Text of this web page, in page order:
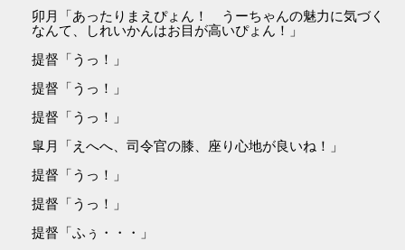
卯月「あったりまえぴょん！ うーちゃんの魅力に気づく
なんて、しれいかんはお目が高いぴょん！」
提督「うっ！」
提督「うっ！」
提督「うっ！」
皐月「えへへ、司令官の膝、座り心地が良いね！」
提督「うっ！」
提督「うっ！」
提督「ふぅ・・・」